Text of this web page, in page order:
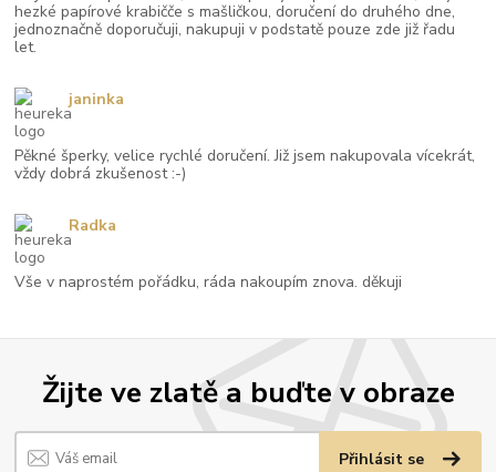
Žijte ve zlatě a buďte v obraze
Přihlásit se
hezké papírové krabičče s mašličkou, doručení do druhého dne,
jednoznačně doporučuji, nakupuji v podstatě pouze zde již řadu
let.
Pěkné šperky, velice rychlé doručení. Již jsem nakupovala vícekrát,
vždy dobrá zkušenost :-)
janinka
Vše v naprostém pořádku, ráda nakoupím znova. děkuji
Radka